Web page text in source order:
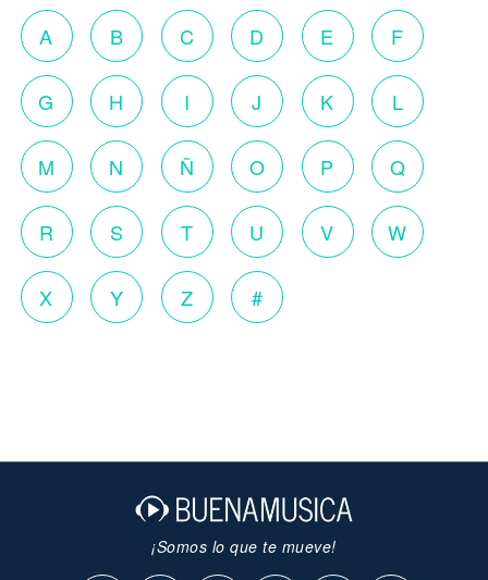
A B C D E F
G H I J K L
M N Ñ O P Q
R S T U V W
X Y Z #
¡Somos lo que te mueve!